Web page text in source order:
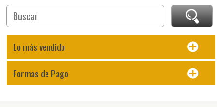
Lo más vendido
Formas de Pago